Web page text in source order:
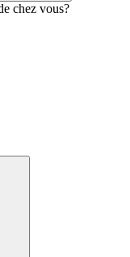
chez vous?